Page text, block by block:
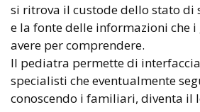
si ritrova il custode dello stato di
e la fonte delle informazioni che
avere per comprendere.
Il pediatra permette di
specialisti che eventualmente
conoscendo i familiari, diventa il